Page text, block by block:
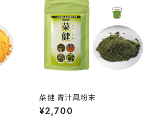
菜健 青汁風粉末
¥2,700